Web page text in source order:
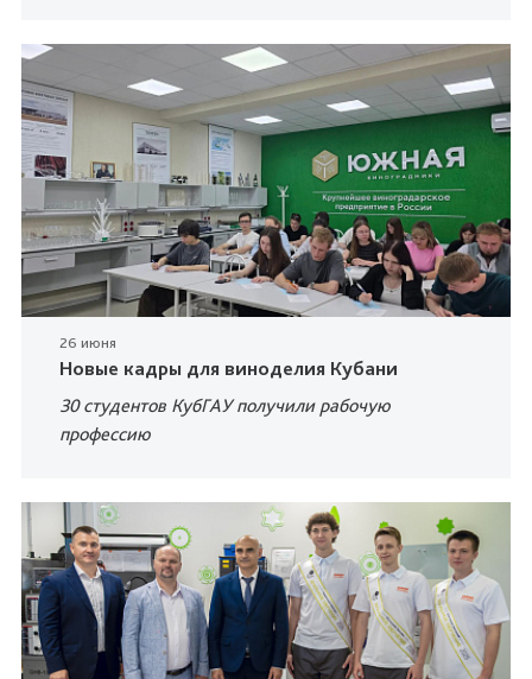
26 июня
Новые кадры для виноделия Кубани
30 студентов КубГАУ получили рабочую
профессию